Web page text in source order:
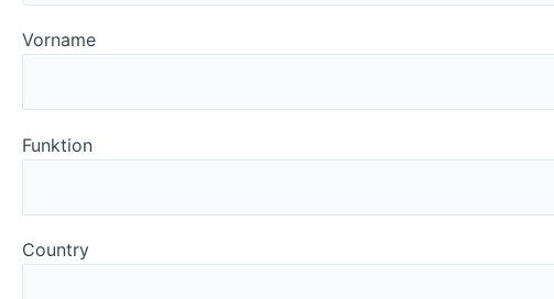
Vorname
Funktion
Country